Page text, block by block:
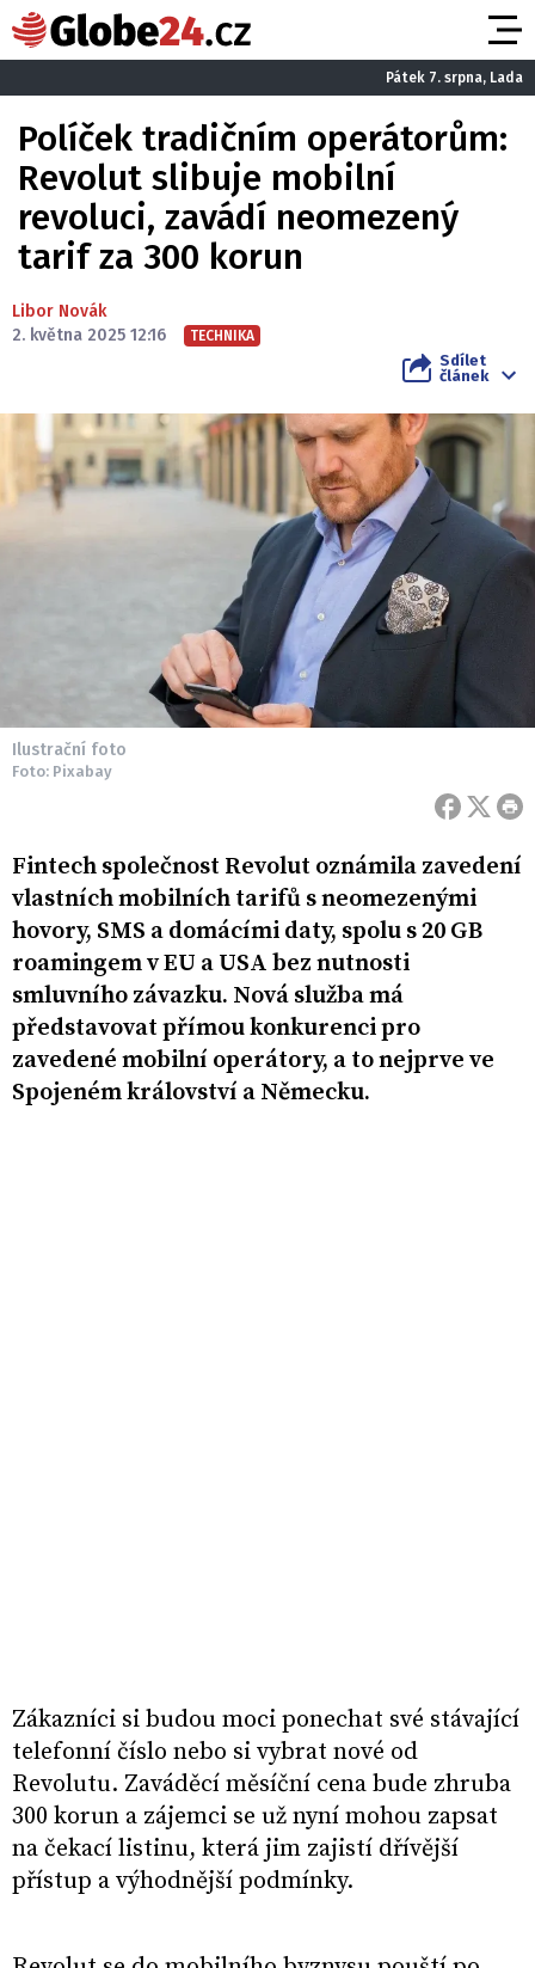
Pátek 7. srpna, Lada
Políček tradičním operátorům:
Revolut slibuje mobilní
revoluci, zavádí neomezený
tarif za 300 korun
Libor Novák
2. května 2025 12:16
TECHNIKA
Sdílet
článek
Ilustrační foto
Foto: Pixabay
Fintech společnost Revolut oznámila zavedení
vlastních mobilních tarifů s neomezenými
hovory, SMS a domácími daty, spolu s 20 GB
roamingem v EU a USA bez nutnosti
smluvního závazku. Nová služba má
představovat přímou konkurenci pro
zavedené mobilní operátory, a to nejprve ve
Spojeném království a Německu.
Zákazníci si budou moci ponechat své stávající
telefonní číslo nebo si vybrat nové od
Revolutu. Zaváděcí měsíční cena bude zhruba
300 korun a zájemci se už nyní mohou zapsat
na čekací listinu, která jim zajistí dřívější
přístup a výhodnější podmínky.